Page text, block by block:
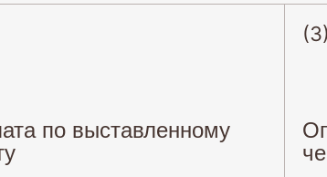
по выставленному